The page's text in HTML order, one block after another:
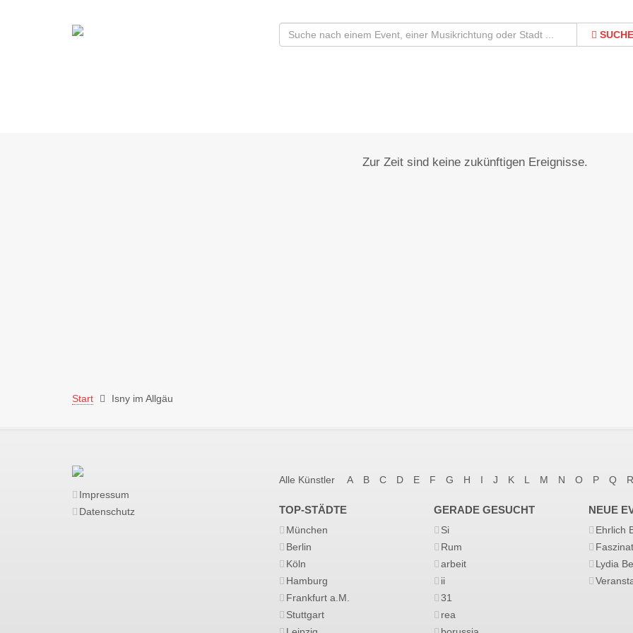
Zur Zeit sind keine zukünftigen Ereignisse.
Start Isny im Allgäu
Impressum
Datenschutz
Alle Künstler A B C D E F G H I J K L M N O P Q R
TOP-STÄDTE
München
Berlin
Köln
Hamburg
Frankfurt a.M.
Stuttgart
GERADE GESUCHT
Si
Rum
arbeit
ii
31
rea
NEUE
Ehrlich
Lydia